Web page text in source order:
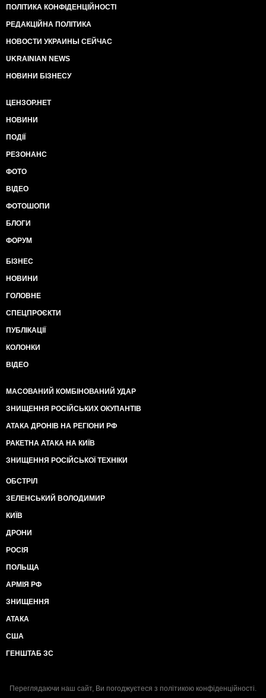
ПОЛІТИКА КОНФІДЕНЦІЙНОСТІ
РЕДАКЦІЙНА ПОЛІТИКА
НОВОСТИ УКРАИНЫ СЕЙЧАС
UKRAINIAN NEWS
НОВИНИ БІЗНЕСУ
ЦЕНЗОР.НЕТ
НОВИНИ
ПОДІЇ
РЕЗОНАНС
ФОТО
ВІДЕО
ФОТОШОПИ
БЛОГИ
ФОРУМ
БІЗНЕС
НОВИНИ
ГОЛОВНЕ
СПЕЦПРОЄКТИ
ПУБЛІКАЦІЇ
КОЛОНКИ
ВІДЕО
МАСОВАНИЙ КОМБІНОВАНИЙ УДАР
ЗНИЩЕННЯ РОСІЙСЬКИХ ОКУПАНТІВ
АТАКА ДРОНІВ НА РЕГІОНИ РФ
РАКЕТНА АТАКА НА КИЇВ
ЗНИЩЕННЯ РОСІЙСЬКОЇ ТЕХНІКИ
ОБСТРІЛ
ЗЕЛЕНСЬКИЙ ВОЛОДИМИР
КИЇВ
ДРОНИ
РОСІЯ
ПОЛЬЩА
АРМІЯ РФ
ЗНИЩЕННЯ
АТАКА
США
ГЕНШТАБ ЗС
Переглядаючи наш сайт, Ви погоджуєтеся з політикою конфіденційності.